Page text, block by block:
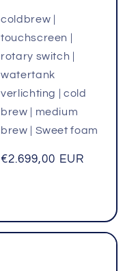
coldbrew |
touchscreen |
rotary switch |
watertank
verlichting | cold
brew | medium
brew | Sweet foam
Normale
€2.699,00 EUR